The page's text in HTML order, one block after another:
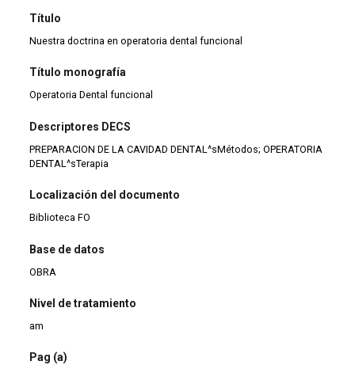
Título
Nuestra doctrina en operatoria dental funcional
Título monografía
Operatoria Dental funcional
Descriptores DECS
PREPARACION DE LA CAVIDAD DENTAL^sMétodos; OPERATORIA
DENTAL^sTerapia
Localización del documento
Biblioteca FO
Base de datos
OBRA
Nivel de tratamiento
am
Pag (a)